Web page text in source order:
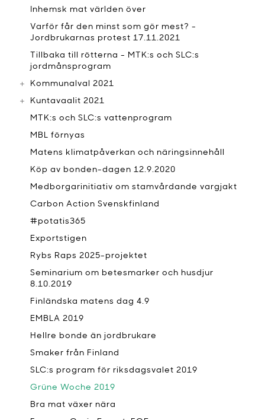
Inhemsk mat världen över
Varför får den minst som gör mest? -
Jordbrukarnas protest 17.11.2021
Tillbaka till rötterna - MTK:s och SLC:s
jordmånsprogram
Kommunalval 2021
Kuntavaalit 2021
MTK:s och SLC:s vattenprogram
MBL förnyas
Matens klimatpåverkan och näringsinnehåll
Köp av bonden-dagen 12.9.2020
Medborgarinitiativ om stamvårdande vargjakt
Carbon Action Svenskfinland
#potatis365
Exportstigen
Rybs Raps 2025-projektet
Seminarium om betesmarker och husdjur
8.10.2019
Finländska matens dag 4.9
EMBLA 2019
Hellre bonde än jordbrukare
Smaker från Finland
SLC:s program för riksdagsvalet 2019
Grüne Woche 2019
Bra mat växer nära